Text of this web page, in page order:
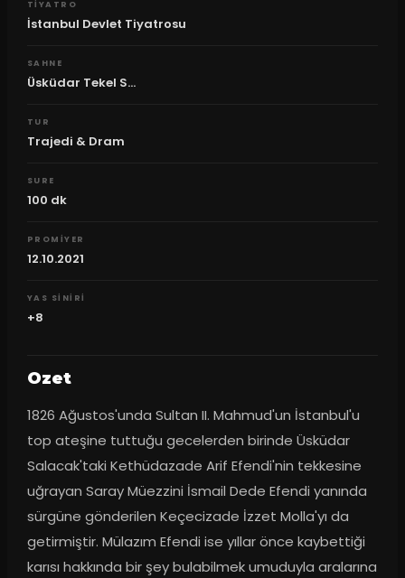
TIYATRO
İstanbul Devlet Tiyatrosu
SAHNE
Üsküdar Tekel S...
TUR
Trajedi & Dram
SURE
100 dk
PROMIYER
12.10.2021
YAS SINIRI
+8
Ozet
1826 Ağustos'unda Sultan II. Mahmud'un İstanbul'u
top ateşine tuttuğu gecelerden birinde Üsküdar
Salacak'taki Kethüdazade Arif Efendi'nin tekkesine
uğrayan Saray Müezzini İsmail Dede Efendi yanında
sürgüne gönderilen Keçecizade İzzet Molla'yı da
getirmiştir. Mülazım Efendi ise yıllar önce kaybettiği
karısı hakkında bir şey bulabilmek umuduyla aralarına